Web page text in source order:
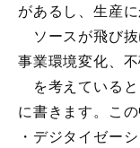
があるし、生産
ソースが飛び抜
事業環境変化、
を考えていると
に書きます。この
・デジタイゼー